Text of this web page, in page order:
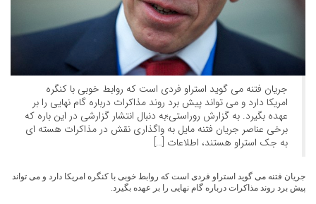
جریان فتنه می گوید استراو فردی است که روابط خوبی با کنگره
امریکا دارد و می تواند پیش برد روند مذاکرات درباره گام نهایی را بر
عهده بگیرد. به گزارش روراستی؛به دنبال انتشار گزارشی در این باره که
برخی عناصر جریان فتنه مایل به واگذاری نقش در مذاکرات هسته ای
به جک استراو هستند، اطلاعات […]
جریان فتنه می گوید استراو فردی است که روابط خوبی با کنگره امریکا دارد و می تواند
پیش برد روند مذاکرات درباره گام نهایی را بر عهده بگیرد.